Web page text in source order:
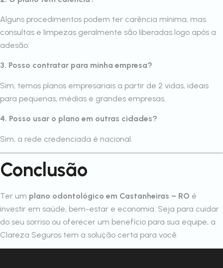
Alguns procedimentos podem ter carência mínima, mas
consultas e limpezas geralmente são liberadas logo após a
adesão.
3. Posso contratar para minha empresa?
Sim, temos planos empresariais a partir de 2 vidas, ideais
para pequenas, médias e grandes empresas.
4. Posso usar o plano em outras cidades?
Sim, a rede credenciada é nacional.
Conclusão
Ter um plano odontológico em Castanheiras – RO é
investir em saúde, bem-estar e economia. Seja para cuidar
do seu sorriso ou oferecer um benefício para sua equipe, a
Clareza Seguros tem a solução certa para você.